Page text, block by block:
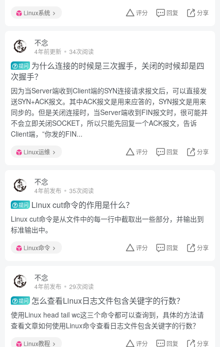
Linux系统 评分 回复 分享
不念
4年前更新 34次阅读
提问 为什么连接的时候是三次握手，关闭的时候却是四
次握手？
因为当Server端收到Client端的SYN连接请求报文后，可以直接发
送SYN+ACK报文。其中ACK报文是用来应答的，SYN报文是用来
同步的。但是关闭连接时，当Server端收到FIN报文时，很可能并
不会立即关闭SOCKET，所以只能先回复一个ACK报文，告诉
Client端，”你发的FIN...
Linux运维 评分 回复 分享
不念
4年前发布 35次阅读
提问 Linux cut命令的作用是什么？
Linux cut命令是从文件中的每一行中截取出一些部分，并输出到
标准输出中。
Linux命令 评分 回复 分享
不念
4年前发布 29次阅读
提问 怎么查看Linux日志文件包含关键字的行数？
使用Linux head tail wc这三个命令都可以查询到，具体的方法请
查看文章如何使用Linux命令查看日志文件包含关键字的行数？
Linux教程 评分 回复 分享